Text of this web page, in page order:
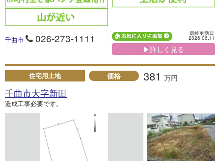
千曲市 026-273-1111 最終更新日
2026.06.11
▶詳しく見る
住宅用土地 価格 381 万円
千曲市大字新田
造成工事必要です。